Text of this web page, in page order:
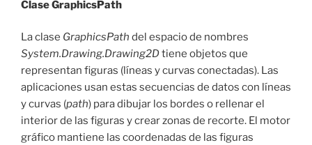
Clase GraphicsPath
La clase GraphicsPath del espacio de nombres
System.Drawing.Drawing2Dtiene objetos que
representan figuras (líneas y curvas conectadas). Las
aplicaciones usan estas secuencias de datos con líneas
y curvas (path) para dibujar los bordes o rellenar el
interior de las figuras y crear zonas de recorte. El motor
gráfico mantiene las coordenadas de las figuras